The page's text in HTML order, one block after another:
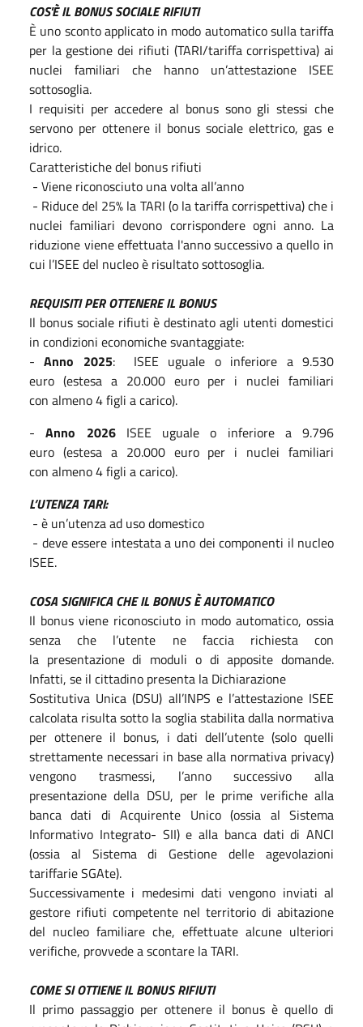
COS'È IL BONUS SOCIALE RIFIUTI
È uno sconto applicato in modo automatico sulla tariffa
per la gestione dei rifiuti (TARI/tariffa corrispettiva) ai
nuclei familiari che hanno un’attestazione ISEE
sottosoglia.
I requisiti per accedere al bonus sono gli stessi che
servono per ottenere il bonus sociale elettrico, gas e
idrico.
Caratteristiche del bonus rifiuti
- Viene riconosciuto una volta all’anno
- Riduce del 25% la TARI (o la tariffa corrispettiva) che i
nuclei familiari devono corrispondere ogni anno. La
riduzione viene effettuata l'anno successivo a quello in
cui l’ISEE del nucleo è risultato sottosoglia.
REQUISITI PER OTTENERE IL BONUS
Il bonus sociale rifiuti è destinato agli utenti domestici
in condizioni economiche svantaggiate:
-Anno 2025: ISEE uguale o inferiore a 9.530
euro (estesa a 20.000 euro per i nuclei familiari
con almeno 4 figli a carico).
- Anno 2026ISEE uguale o inferiore a 9.796
euro (estesa a 20.000 euro per i nuclei familiari
con almeno 4 figli a carico).
L’UTENZA TARI:
- è un’utenza ad uso domestico
- deve essere intestata a uno dei componenti il nucleo
ISEE.
COSA SIGNIFICA CHE IL BONUS È AUTOMATICO
Il bonus viene riconosciuto in modo automatico, ossia
senza che l’utente ne faccia richiesta con
la presentazione di moduli o di apposite domande.
Infatti, se il cittadino presenta la Dichiarazione
Sostitutiva Unica (DSU) all’INPS e l’attestazione ISEE
calcolata risulta sotto la soglia stabilita dalla normativa
per ottenere il bonus, i dati dell’utente (solo quelli
strettamente necessari in base alla normativa privacy)
vengono trasmessi, l’anno successivo alla
presentazione della DSU, per le prime verifiche alla
banca dati di Acquirente Unico (ossia al Sistema
Informativo Integrato- SII) e alla banca dati di ANCI
(ossia al Sistema di Gestione delle agevolazioni
tariffarie SGAte).
Successivamente i medesimi dati vengono inviati al
gestore rifiuti competente nel territorio di abitazione
del nucleo familiare che, effettuate alcune ulteriori
verifiche, provvede a scontare la TARI.
COME SI OTTIENE IL BONUS RIFIUTI
Il primo passaggio per ottenere il bonus è quello di